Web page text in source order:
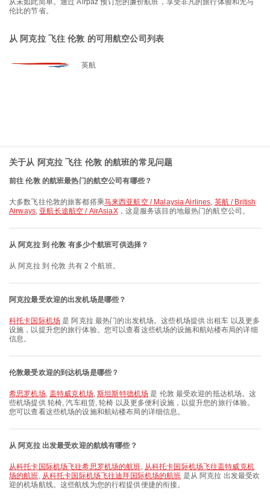
从未如此简单。通过 Airpaz 预订您的廉价航班，享受非凡的旅行体验和无与
伦比的节省。
从 阿克拉 飞往 伦敦 的可用航空公司列表
英航
关于从 阿克拉 飞往 伦敦 的航班的常见问题
前往 伦敦 的航班最热门的航空公司有哪些？
大多数飞往伦敦的旅客都搭乘马来西亚航空 / Malaysia Airlines, 英航 / British
Airways, 亚航长途航空 / AirAsiaX，这是服务该目的地最热门的航空公司。
从 阿克拉 到 伦敦 有多少个航班可供选择？
从 阿克拉 到 伦敦 共有 2 个航班。
阿克拉最受欢迎的出发机场是哪些？
科托卡国际机场是 阿克拉 最热门的出发机场。这些机场提供 出租车 以及更多
设施，以提升您的旅行体验。您可以查看这些机场的设施和航站楼布局的详细
信息。
伦敦最受欢迎的到达机场是哪些？
希思罗机场, 盖特威克机场,斯坦斯特德机场 是 伦敦 最受欢迎的抵达机场。这
些机场提供 轮椅, 汽车租赁, 轮椅 以及更多便利设施，以提升您的旅行体验。
您可以查看这些机场的设施和航站楼布局的详细信息。
从 阿克拉 出发最受欢迎的航线有哪些？
从科托卡国际机场飞往希思罗机场的航班, 从科托卡国际机场飞往盖特威克机
场的航班, 从科托卡国际机场飞往迪拜国际机场的航班 是从 阿克拉 出发最受欢
迎的机场航线。这些航线为您的行程提供便捷的衔接。